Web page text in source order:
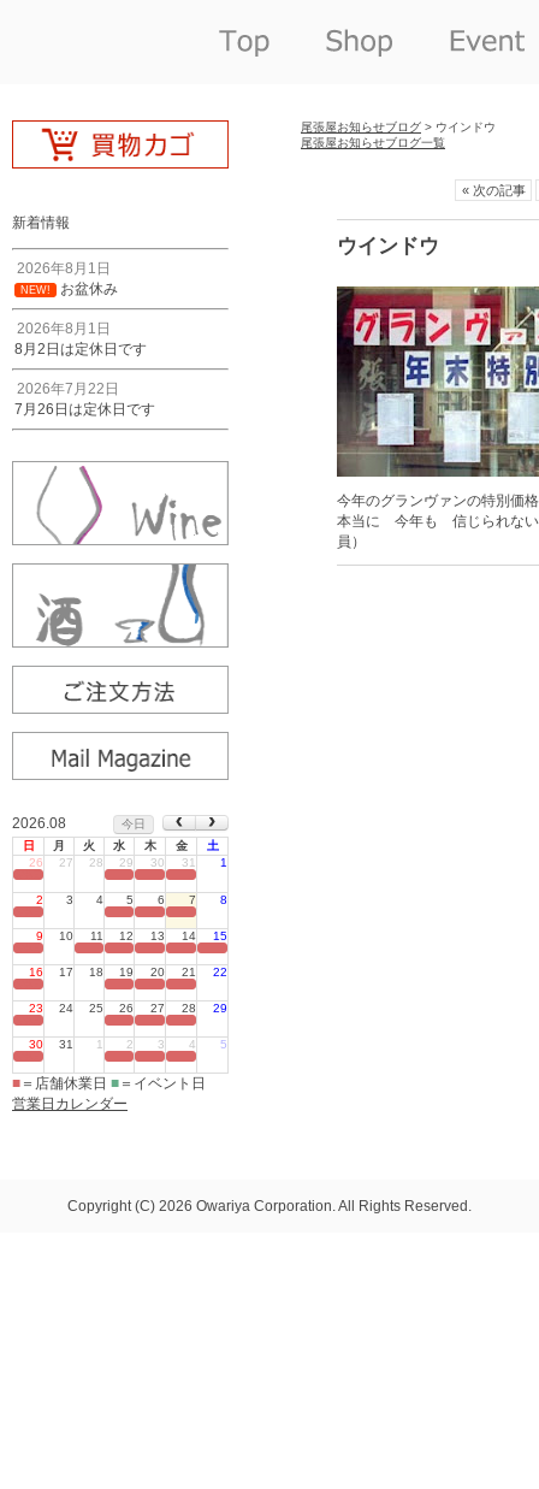
新着情報
2026年8月1日
NEW! お盆休み
2026年8月1日
8月2日は定休日です
2026年7月22日
7月26日は定休日です
2026.08
今日
日
月 火 水 木 金
土
26
27 28 29 30 31 1
2 3 4 5 6 7 8
9 10 11 12 13 14 15
16 17 18 19 20 21 22
23 24 25 26 27 28 29
30 31 1 2 3 4 5
■ ＝店舗休業日 ■ ＝イベント日
営業日カレンダー
尾張屋お知らせブログ > ウインドウ
尾張屋お知らせブログ一覧
« 次の記事
ウインドウ
今年のグランヴァンの特別価
本当に 今年も 信じられない
員）
Copyright (C) 2026 Owariya Corporation. All Rights Reserved.